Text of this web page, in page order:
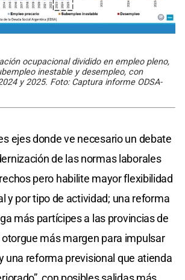
ocupacional dividido en empleo pleno,
inestable y desempleo, con
y 2025. Foto: Captura informe ODSA-
ejes donde ve necesario un debate
de las normas laborales
pero habilite mayor flexibilidad
y por tipo de actividad; una reforma
más partícipes a las provincias de
otorgue más margen para impulsar
una reforma previsional que atienda